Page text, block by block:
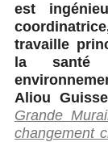
est
travaille
la santé
Aliou
Grande
changement